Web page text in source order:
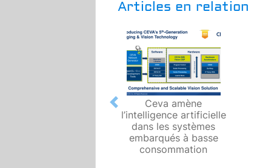
Articles en relation
Ceva amène
l’intelligence artificielle
dans les systèmes
embarqués à basse
consommation
Previous